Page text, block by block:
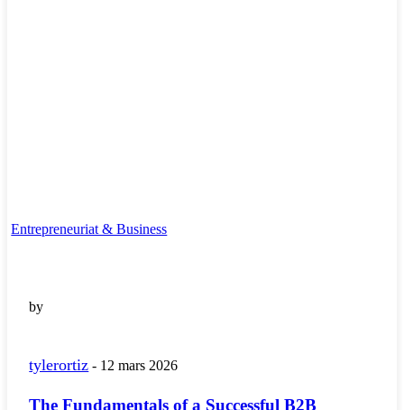
Entrepreneuriat & Business
by
tylerortiz - 12 mars 2026
The Fundamentals of a Successful B2B